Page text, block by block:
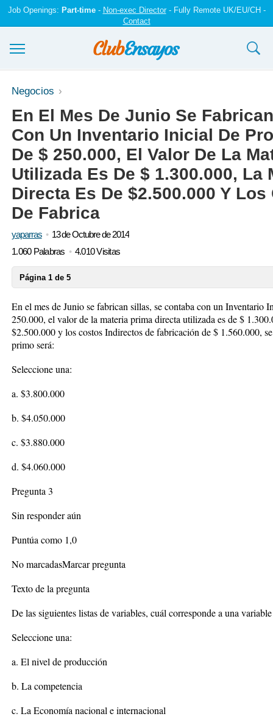
Job Openings: Part-time- Non-exec Director- Fully Remote UK/EU/CH -
Contact
Ensayos y trabajos
Registrarse
Iniciar sesión
Contáctenos
Negocios
En El Mes De Junio Se
Con Un Inventario Inicial De
De $ 250.000, El Valor De La
Utilizada Es De $ 1.300.000, La
Directa Es De $2.500.000 Y
De Fabrica
yaparras
13 de Octubre de 2014
1.060 Palabras
4.010 Visitas
Página 1 de 5
En el mes de Junio se fabrican sillas, se contaba con un Inventario
250.000, el valor de la materia prima directa utilizada es de $
$2.500.000 y los costos Indirectos de fabricación de $ 1.560.000,
primo será:
Seleccione una:
a. $3.800.000
b. $4.050.000
c. $3.880.000
d. $4.060.000
Pregunta 3
Sin responder aún
Puntúa como 1,0
No marcadasMarcar pregunta
Texto de la pregunta
De las siguientes listas de variables, cuál corresponde a una
Seleccione una:
a. El nivel de producción
b. La competencia
c. La Economía nacional e internacional